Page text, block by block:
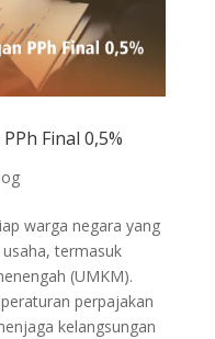
Final 0,5%
warga negara yang
termasuk
(UMKM).
perpajakan
kelangsungan